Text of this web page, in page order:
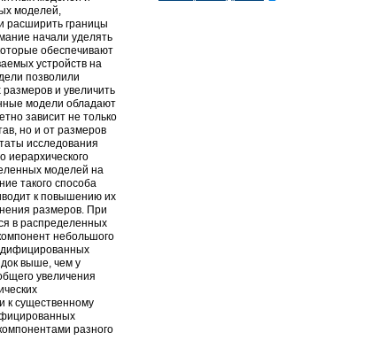
моделей,
расширить границы
начали уделять
обеспечивают
устройств на
позволили
и увеличить
модели обладают
зависит не только
но и от размеров
исследования
иерархического
моделей на
такого способа
к повышению их
размеров. При
в распределенных
небольшого
выше, чем у
увеличения
к существенному
разного